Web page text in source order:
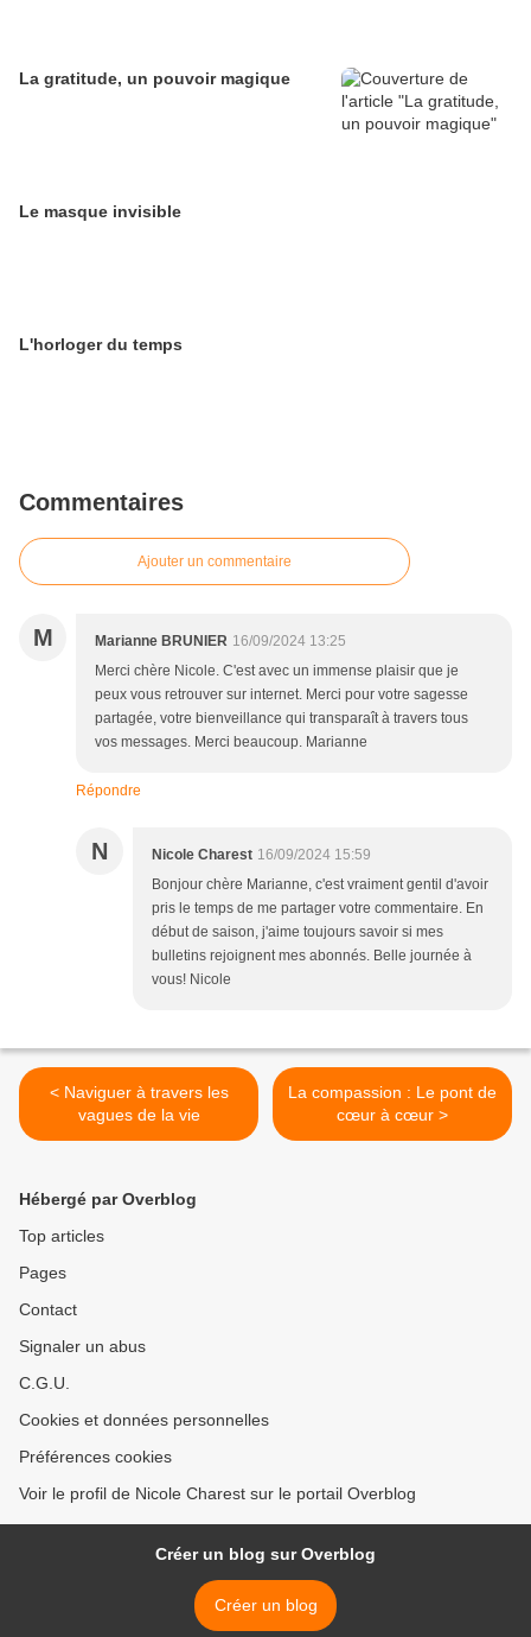
La gratitude, un pouvoir magique
Le masque invisible
L'horloger du temps
Commentaires
Ajouter un commentaire
M Marianne BRUNIER 16/09/2024 13:25
Merci chère Nicole. C'est avec un immense plaisir que je
peux vous retrouver sur internet. Merci pour votre sagesse
partagée, votre bienveillance qui transparaît à travers tous
vos messages. Merci beaucoup. Marianne
Répondre
N Nicole Charest 16/09/2024 15:59
Bonjour chère Marianne, c'est vraiment gentil d'avoir
pris le temps de me partager votre commentaire. En
début de saison, j'aime toujours savoir si mes
bulletins rejoignent mes abonnés. Belle journée à
vous! Nicole
< Naviguer à travers les
vagues de la vie
La compassion : Le pont de
cœur à cœur >
Hébergé par Overblog
Top articles
Pages
Contact
Signaler un abus
C.G.U.
Cookies et données personnelles
Préférences cookies
Voir le profil de Nicole Charest sur le portail Overblog
Créer un blog sur Overblog
Créer un blog